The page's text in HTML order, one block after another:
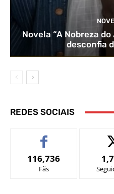
Novela “A Nobreza
desconfia
REDES SOCIAIS
116,736
Fãs